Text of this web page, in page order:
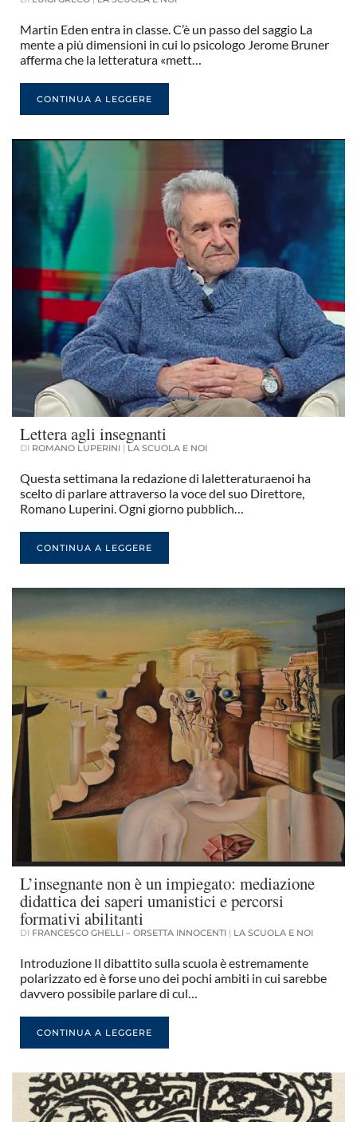
Martin Eden entra in classe. C’è un passo del saggio La
mente a più dimensioni in cui lo psicologo Jerome Bruner
afferma che la letteratura «mett…
CONTINUA A LEGGERE
Lettera agli insegnanti
DI ROMANO LUPERINI | LA SCUOLA E NOI
Questa settimana la redazione di laletteraturaenoi ha
scelto di parlare attraverso la voce del suo Direttore,
Romano Luperini. Ogni giorno pubblich…
CONTINUA A LEGGERE
L’insegnante non è un impiegato: mediazione
didattica dei saperi umanistici e percorsi
formativi abilitanti
DI FRANCESCO GHELLI – ORSETTA INNOCENTI | LA SCUOLA E NOI
Introduzione Il dibattito sulla scuola è estremamente
polarizzato ed è forse uno dei pochi ambiti in cui sarebbe
davvero possibile parlare di cul…
CONTINUA A LEGGERE